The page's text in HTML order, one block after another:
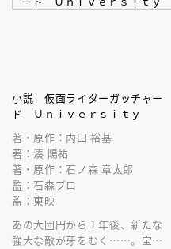
小説 仮面ライダーガッチャー
ド Ｕｎｉｖｅｒｓｉｔｙ
著・原作：内田 裕基
著：湊 陽祐
著・原作：石ノ森 章太郎
監：石森プロ
監：東映
あの大団円から１年後、新たな
強大な敵が牙をむく……。宝太